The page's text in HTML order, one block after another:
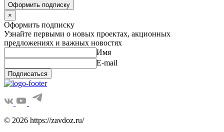
Оформить подписку
×
Оформить подписку
Узнайте первыми о новых проектах, акционных
предложениях и важных новостях
Имя
E-mail
Подписаться
© 2026 https://zavdoz.ru/